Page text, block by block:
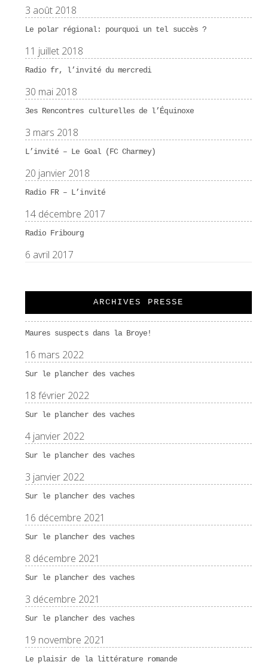
3 août 2018
Le polar régional: pourquoi un tel succès ?
11 juillet 2018
Radio fr, l’invité du mercredi
30 mai 2018
3es Rencontres culturelles de l’Équinoxe
3 mars 2018
L’invité – Le Goal (FC Charmey)
20 janvier 2018
Radio FR – L’invité
14 décembre 2017
Radio Fribourg
6 avril 2017
ARCHIVES PRESSE
Maures suspects dans la Broye!
16 mars 2022
Sur le plancher des vaches
18 février 2022
Sur le plancher des vaches
4 janvier 2022
Sur le plancher des vaches
3 janvier 2022
Sur le plancher des vaches
16 décembre 2021
Sur le plancher des vaches
8 décembre 2021
Sur le plancher des vaches
3 décembre 2021
Sur le plancher des vaches
19 novembre 2021
Le plaisir de la littérature romande